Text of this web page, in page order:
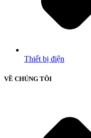
Thiết bị điện
VỀ CHÚNG TÔI